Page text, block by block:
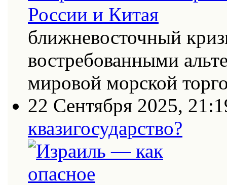
ближневосточный
востребованными
мировой морской
22 Сентября 2025,
квазигосударство?